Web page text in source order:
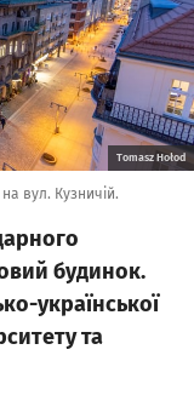
Tomasz Hołod
на вул. Кузничій.
будинок.
української
та